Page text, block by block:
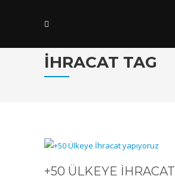
İHRACAT TAG
+50 ÜLKEYE İHRACAT